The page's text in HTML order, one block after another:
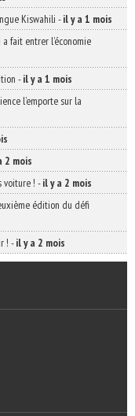
Kiswahili -il y a 1 mois
fait entrer l’économie
-il y a 1 mois
l’emporte sur la
2 mois
voiture ! -il y a 2 mois
édition du défi
! -il y a 2 mois